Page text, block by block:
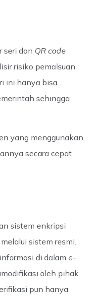
seri dan QR code
risiko pemalsuan
ini hanya bisa
sehingga
yang menggunakan
secara cepat
sistem enkripsi
sistem resmi.
di dalam e-
oleh pihak
pun hanya